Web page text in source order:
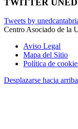
Tweets by
Centro Asociado de la
Aviso Legal
Mapa del Sitio
Política de
Desplazarse hacia arriba